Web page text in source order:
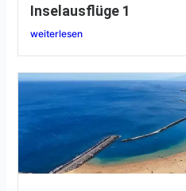
Inselausflüge 1
weiterlesen